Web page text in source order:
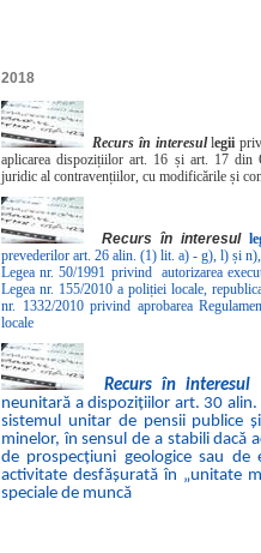
2018
Recurs în interesullegii
aplicarea dispozițiilor art. 16 și art. 17 din
juridic al contravențiilor, cu modificările și
Recurs în interesul
prevederilor art. 26 alin. (1) lit. a) - g), l) și
Legea nr. 50/1991 privind autorizarea
Legea nr. 155/2010 a poliției locale,
nr. 1332/2010 privind aprobarea
locale
Recurs în interesul
neunitară a dispozițiilor art. 30
sistemul unitar de pensii publice
minelor, în sensul de a stabili dacă
de prospecțiuni geologice sau de
activitate desfășurată în „unitate
speciale de muncă